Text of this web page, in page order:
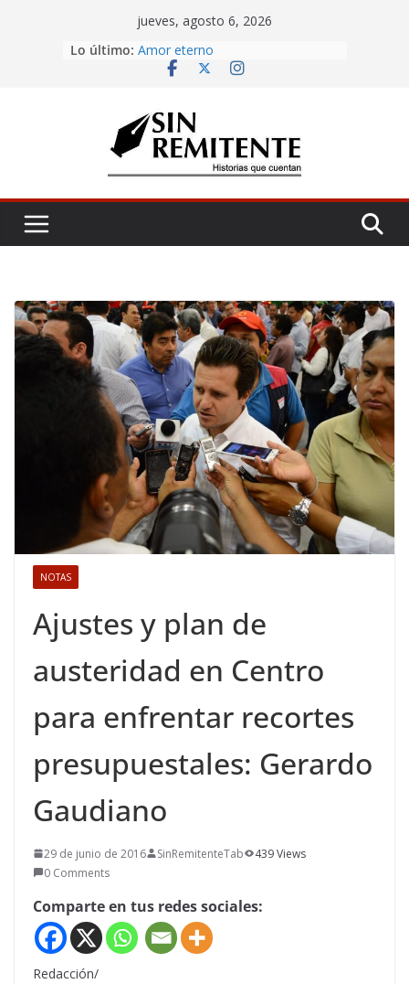
jueves, agosto 6, 2026
Lo último: Amor eterno
Antojería, negociazo
Misa de 12
NOTAS
Ajustes y plan de
austeridad en Centro
para enfrentar recortes
presupuestales: Gerardo
Gaudiano
29 de junio de 2016 SinRemitenteTab
439 Views
0 Comments
Comparte en tus redes sociales:
Redacción/